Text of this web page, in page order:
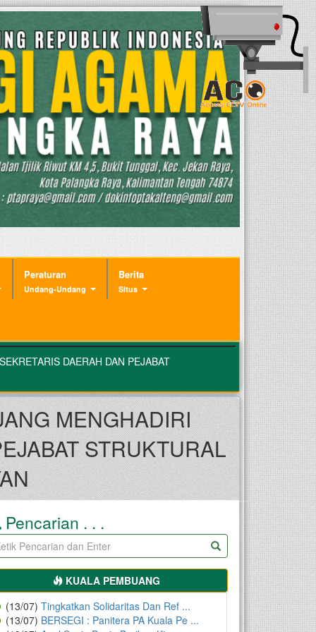
Peraturan
Undang-Undang
Berita
Situs
DAERAH DAN PEJABAT
MENGHADIRI
STRUKTURAL
Pencarian . . .
KUALA PEMBUANG
(13/07) Tingkatkan Solidaritas Dan Ref ...
(13/07) BERSEGI : Panitera PA Kuala Pe ...